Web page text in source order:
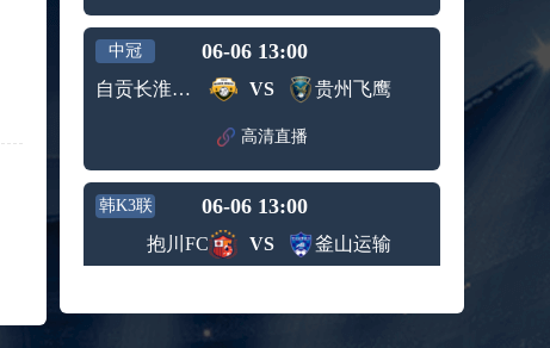
男单第2
轮
标签： 2024年5
WTA罗
马大师
赛女单
第3轮
标签： 2024年5
WTA罗
赛女单
斯诺克元老斯诺克世锦赛半决赛 伊戈尔-费格雷多vs德拉戈 全场录像回放
标签：
月12日
元老斯
诺克世
锦赛半
决赛
穆纳尔vs诺里 全场录像回放
月12日
ATP罗马
大师赛
男单第2
MSI季中冠军赛胜者组 BLG vs T1 全场录像回放
月12日
冠军赛
KPL春季赛季后赛败者组决赛 重庆狼队 vs 苏州KSG 全场录像回放
中冠 06-06 13:00
自贡长淮弘祥 VS 贵州飞鹰
高清直播
韩K3联 06-06 13:00
抱川FC VS 釜山运输